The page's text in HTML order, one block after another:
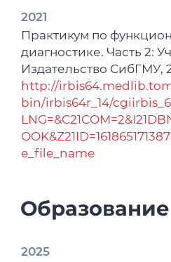
В. С. Гусакова, Л. В.
Т. Н. Зайцева //
мембранные и
функционирования
докладов 16-й
конференции, Минск,
года / отв. ред. Г. Г.
Белорусский
университет, 2024. –
2024
гладкомышечных
2021
Практикум по
диагностике. Часть 2:
Издательство СибГМУ,
http://
bin/irbis64r_14/
e_file_name
Образование
2025